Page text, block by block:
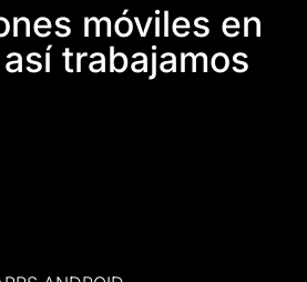
móviles en
trabajamos